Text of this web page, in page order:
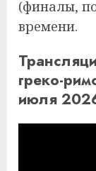
(финалы,
времени.
греко-
июля